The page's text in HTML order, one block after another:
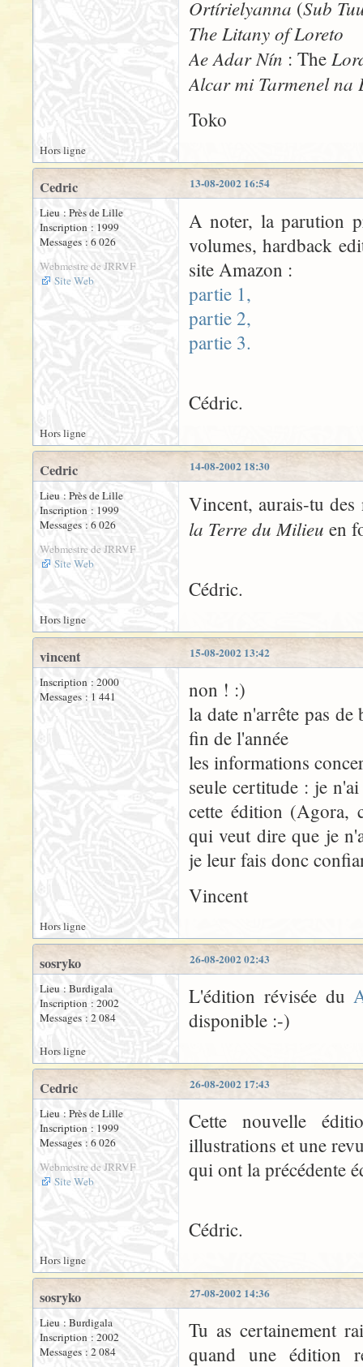
Ortírielyanna (Sub
The Litany of Loreto
Ae Adar Nín : The
Alcar mi Tarmenel na
Toko
Hors ligne
13-08-2002 16:54
Cedric
Lieu : Près de Lille
Inscription : 1999
Messages : 6 026
Webmestre de JRRVF
Site Web
A noter, la parution
volumes, hardback
site Amazon :
partie 1,
partie 2,
partie 3.
Cédric.
Hors ligne
14-08-2002 18:30
Cedric
Lieu : Près de Lille
Inscription : 1999
Messages : 6 026
Webmestre de JRRVF
Site Web
Vincent, aurais-tu
la Terre du Milieu en
Cédric.
Hors ligne
15-08-2002 13:42
vincent
Inscription : 2000
Messages : 1 441
non ! :)
la date n'arrête pas
fin de l'année
les informations
seule certitude : je
cette édition (Agora,
qui veut dire que je
je leur fais donc
Vincent
Hors ligne
26-08-2002 02:43
sosryko
Lieu : Burdigala
Inscription : 2002
Messages : 2 084
L'édition révisée du
disponible :-)
Hors ligne
26-08-2002 17:43
Cedric
Lieu : Près de Lille
Inscription : 1999
Messages : 6 026
Webmestre de JRRVF
Site Web
Cette nouvelle
illustrations et une
qui ont la précédente
Cédric.
Hors ligne
27-08-2002 14:36
sosryko
Lieu : Burdigala
Inscription : 2002
Messages : 2 084
Tu as certainement
quand une édition